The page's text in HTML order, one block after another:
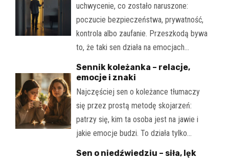
uchwycenie, co zostało naruszone:
poczucie bezpieczeństwa, prywatność,
kontrola albo zaufanie. Przeszkodą bywa
to, że taki sen działa na emocjach…
Sennik koleżanka – relacje,
emocje i znaki
Najczęściej sen o koleżance tłumaczy
się przez prostą metodę skojarzeń:
patrzy się, kim ta osoba jest na jawie i
jakie emocje budzi. To działa tylko…
Sen o niedźwiedziu – siła, lęk